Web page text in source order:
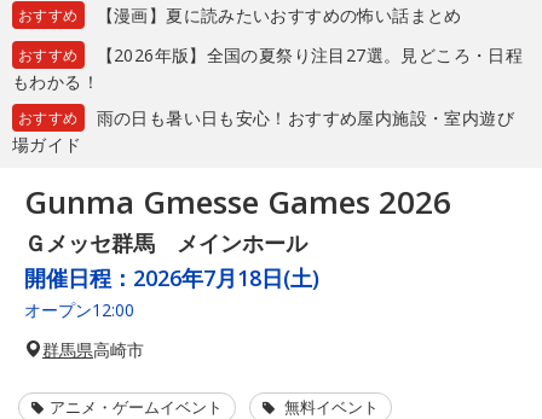
おすすめ 【漫画】夏に読みたいおすすめの怖い話まとめ
おすすめ
【2026年版】全国の夏祭り注目27選。見どころ・日程
もわかる！
おすすめ
雨の日も暑い日も安心！おすすめ屋内施設・室内遊び
場ガイド
Gunma Gmesse Games 2026
Ｇメッセ群馬 メインホール
開催日程： 2026年7月18日(土)
オープン12:00
群馬県高崎市
アニメ・ゲームイベント 無料イベント